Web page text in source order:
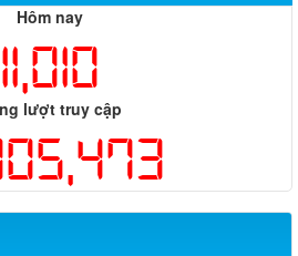
Hôm nay
11,010
lượt truy cập